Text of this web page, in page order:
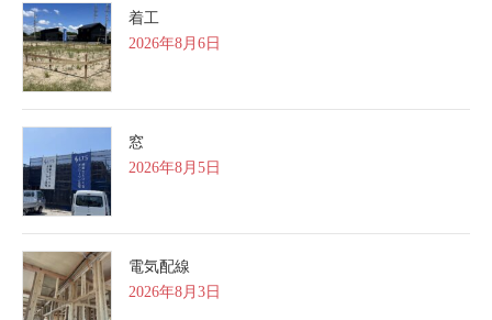
着工
2026年8月6日
窓
2026年8月5日
電気配線
2026年8月3日